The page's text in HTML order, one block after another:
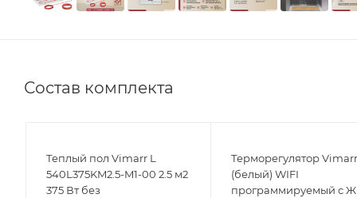
Состав комплекта
Теплый пол Vimarr L
540L375KM2.5-M1-00 2.5 м2
375 Вт без
Терморегулятор
(белый) WIFI
программируемый с